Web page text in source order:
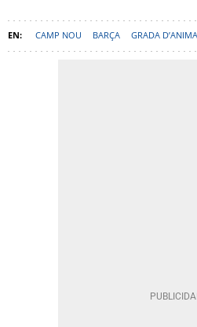
CAMP NOU BARÇA GRADA